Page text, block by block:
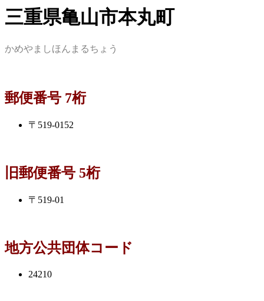
三重県亀山市本丸町
かめやましほんまるちょう
郵便番号 7桁
〒519-0152
旧郵便番号 5桁
〒519-01
地方公共団体コード
24210